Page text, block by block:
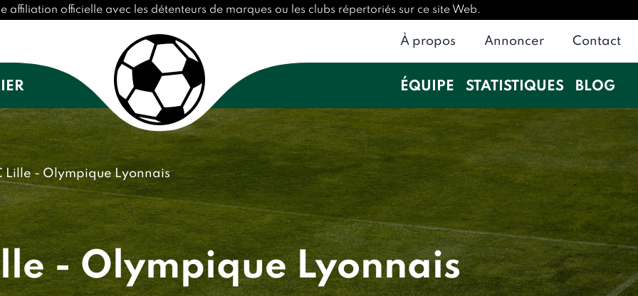
officielle avec les détenteurs de marques ou les clubs répertoriés sur ce site Web.
À propos Annoncer Contact
ÉQUIPE STATISTIQUES BLOG
Lille - Olympique Lyonnais
- Olympique Lyonnais